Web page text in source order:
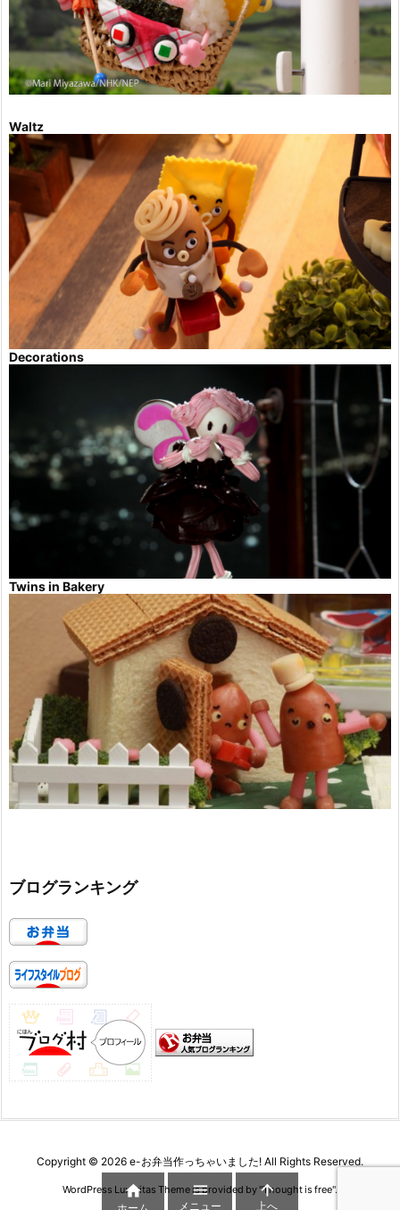
Waltz
Decorations
Twins in Bakery
ブログランキング
Copyright © 2026 e-お弁当作っちゃいました! All Rights Reserved.
WordPress Luxeritas Theme is provided by "Thought is free".
 
メニュー

上へ